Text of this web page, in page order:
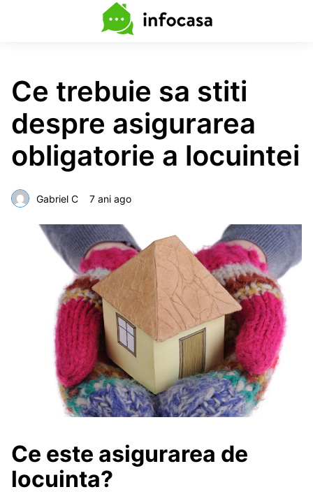
Ce trebuie sa stiti
despre asigurarea
obligatorie a locuintei
Gabriel C 7 ani ago
Ce este asigurarea de
locuinta?